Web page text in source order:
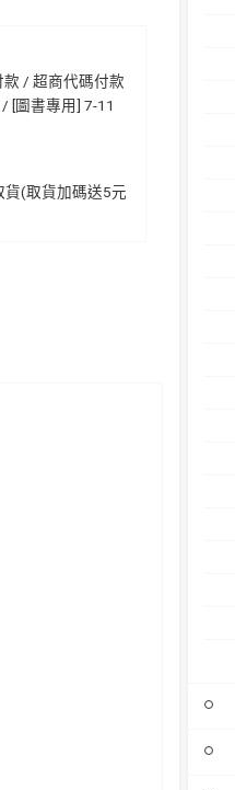
/ 超商代碼付款
[圖書專用] 7-11
(取貨加碼送5元